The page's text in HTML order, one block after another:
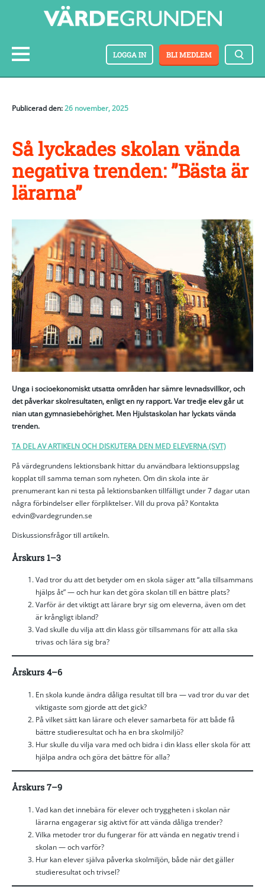
BLI MEDLEM
LOGGA IN
Publicerad den:26 november, 2025
Så lyckades skolan vända
negativa trenden: ”Bästa är
lärarna”
Unga i socioekonomiskt utsatta områden har sämre levnadsvillkor, och
det påverkar skolresultaten, enligt en ny rapport. Var tredje elev går ut
nian utan gymnasiebehörighet. Men Hjulstaskolan har lyckats vända
trenden.
TA DEL AV ARTIKELN OCH DISKUTERA DEN MED ELEVERNA (SVT)
På värdegrundens lektionsbank hittar du användbara lektionsuppslag
kopplat till samma teman som nyheten. Om din skola inte är
prenumerant kan ni testa på lektionsbanken tillfälligt under 7 dagar utan
några förbindelser eller förpliktelser. Vill du prova på? Kontakta
edvin@vardegrunden.se
Diskussionsfrågor till artikeln.
Årskurs 1–3
Vad tror du att det betyder om en skola säger att “alla tillsammans
hjälps åt” — och hur kan det göra skolan till en bättre plats?
Varför är det viktigt att lärare bryr sig om eleverna, även om det
är krångligt ibland?
Vad skulle du vilja att din klass gör tillsammans för att alla ska
trivas och lära sig bra?
Årskurs 4–6
En skola kunde ändra dåliga resultat till bra — vad tror du var det
viktigaste som gjorde att det gick?
På vilket sätt kan lärare och elever samarbeta för att både få
bättre studieresultat och ha en bra skolmiljö?
Hur skulle du vilja vara med och bidra i din klass eller skola för att
hjälpa andra och göra det bättre för alla?
Årskurs 7–9
Vad kan det innebära för elever och tryggheten i skolan när
lärarna engagerar sig aktivt för att vända dåliga trender?
Vilka metoder tror du fungerar för att vända en negativ trend i
skolan — och varför?
Hur kan elever själva påverka skolmiljön, både när det gäller
studieresultat och trivsel?